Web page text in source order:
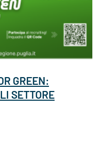
GREEN:
SETTORE